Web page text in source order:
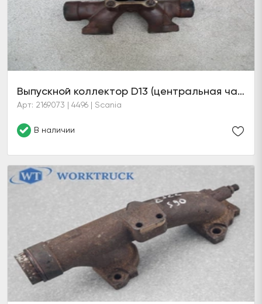
Выпускной коллектор D13 (центральная часть)
Арт: 2169073 | 4496 | Scania
В наличии